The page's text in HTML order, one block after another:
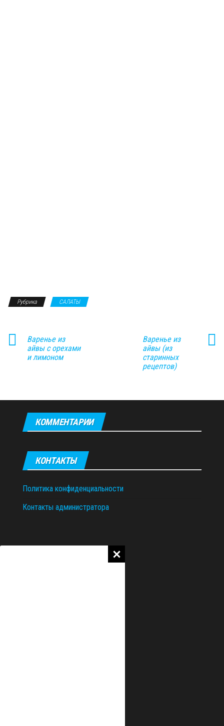
Рубрика САЛАТЫ
Варенье из
айвы с орехами
и лимоном
Варенье из
айвы (из
старинных
рецептов)
КОММЕНТАРИИ
КОНТАКТЫ
Политика конфиденциальности
Контакты администратора